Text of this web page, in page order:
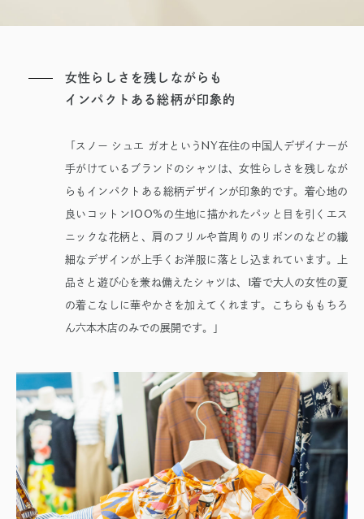
女性らしさを残しながらも
インパクトある総柄が印象的
「スノー シュエ ガオという NY在住の中国人デザイナーが
手がけているブランドのシャツは、女性らしさを残しなが
らもインパクトある総柄デザインが印象的です。着心地の
良いコットン100% の生地に描かれたパッと目を引くエス
ニックな花柄と、肩のフリルや首周りのリボンのなどの繊
細なデザインが上手くお洋服に落とし込まれています。上
品さと遊び心を兼ね備えたシャツは、 1着で大人の女性の夏
の着こなしに華やかさを加えてくれます。こちらももちろ
ん六本木店のみでの展開です。」